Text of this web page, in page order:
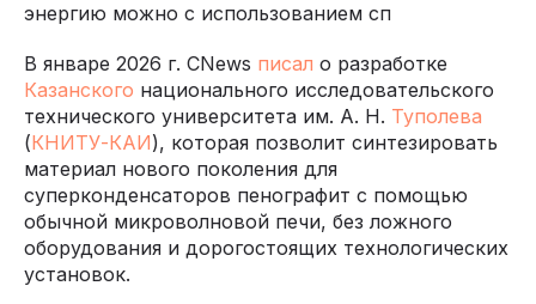
энергию можно с использованием сп
В январе 2026 г. CNews писал о разработке
Казанского национального исследовательского
технического университета им. А. Н. Туполева
(КНИТУ-КАИ), которая позволит синтезировать
материал нового поколения для
суперконденсаторов пенографит с помощью
обычной микроволновой печи, без ложного
оборудования и дорогостоящих технологических
установок.